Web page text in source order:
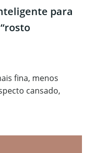
para
fina, menos
cansado,